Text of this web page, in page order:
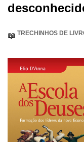
📖 TRECHINHOS DE